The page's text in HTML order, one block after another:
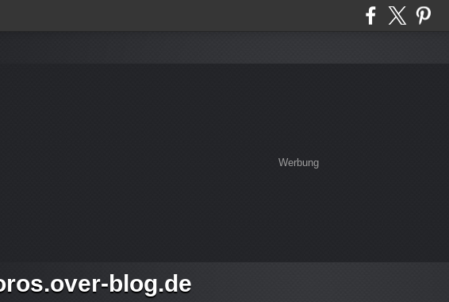
Werbung
blog.de